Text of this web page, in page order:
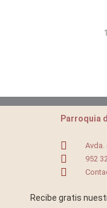
1
Parroquia
Avda.
952
Recibe gratis